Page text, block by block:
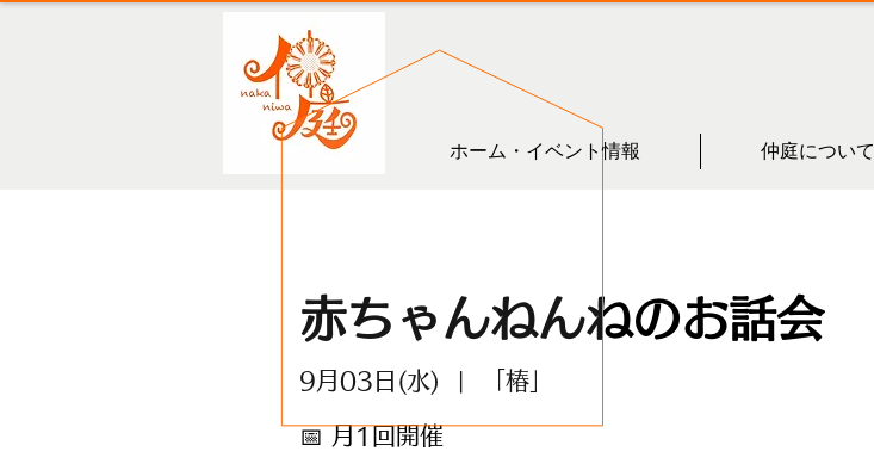
ホーム・イベント情報 仲庭について
赤ちゃんねんねのお話会
9月03日(水) 「椿」
📅 月1回開催